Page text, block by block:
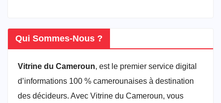
Qui Sommes-Nous ?
Vitrine du Cameroun, est le premier service digital
d’informations 100 % camerounaises à destination
des décideurs. Avec Vitrine du Cameroun, vous